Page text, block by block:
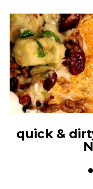
quick &